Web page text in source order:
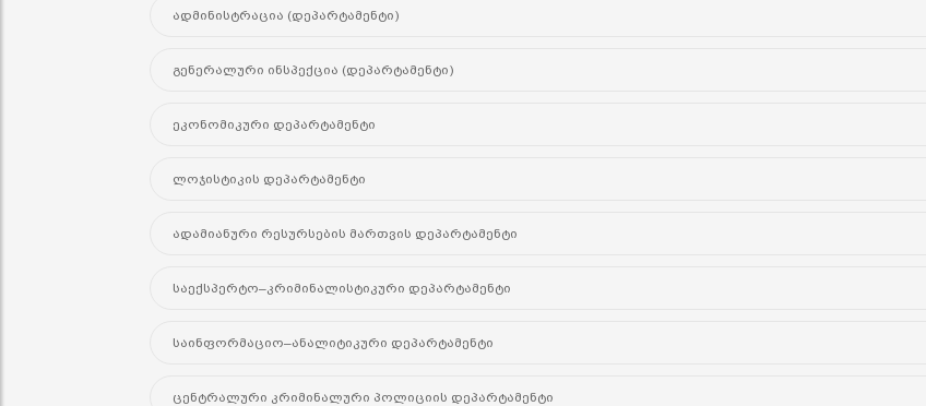
ადმინისტრაცია (დეპარტამენტი)
გენერალური ინსპექცია (დეპარტამენტი)
ეკონომიკური დეპარტამენტი
ლოჯისტიკის დეპარტამენტი
ადამიანური რესურსების მართვის დეპარტამენტი
საექსპერტო–კრიმინალისტიკური დეპარტამენტი
საინფორმაციო–ანალიტიკური დეპარტამენტი
ცენტრალური კრიმინალური პოლიციის დეპარტამენტი